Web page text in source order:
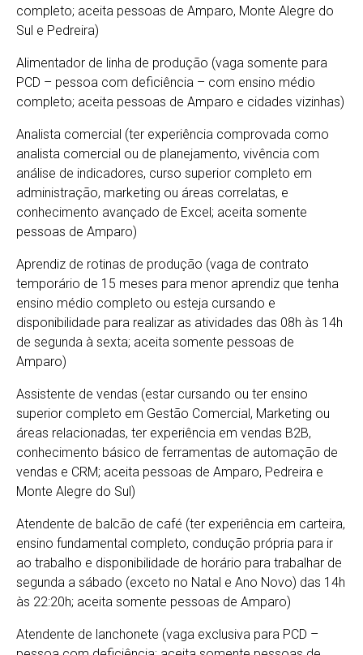
completo; aceita pessoas de Amparo, Monte Alegre do
Sul e Pedreira)
Alimentador de linha de produção (vaga somente para
PCD – pessoa com deficiência – com ensino médio
completo; aceita pessoas de Amparo e cidades vizinhas)
Analista comercial (ter experiência comprovada como
analista comercial ou de planejamento, vivência com
análise de indicadores, curso superior completo em
administração, marketing ou áreas correlatas, e
conhecimento avançado de Excel; aceita somente
pessoas de Amparo)
Aprendiz de rotinas de produção (vaga de contrato
temporário de 15 meses para menor aprendiz que tenha
ensino médio completo ou esteja cursando e
disponibilidade para realizar as atividades das 08h às 14h
de segunda à sexta; aceita somente pessoas de
Amparo)
Assistente de vendas (estar cursando ou ter ensino
superior completo em Gestão Comercial, Marketing ou
áreas relacionadas, ter experiência em vendas B2B,
conhecimento básico de ferramentas de automação de
vendas e CRM; aceita pessoas de Amparo, Pedreira e
Monte Alegre do Sul)
Atendente de balcão de café (ter experiência em carteira,
ensino fundamental completo, condução própria para ir
ao trabalho e disponibilidade de horário para trabalhar de
segunda a sábado (exceto no Natal e Ano Novo) das 14h
às 22:20h; aceita somente pessoas de Amparo)
Atendente de lanchonete (vaga exclusiva para PCD –